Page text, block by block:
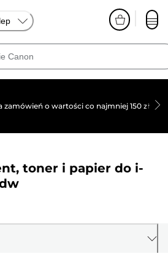
zamówień o wartości co najmniej 150 zł
toner i papier do i-